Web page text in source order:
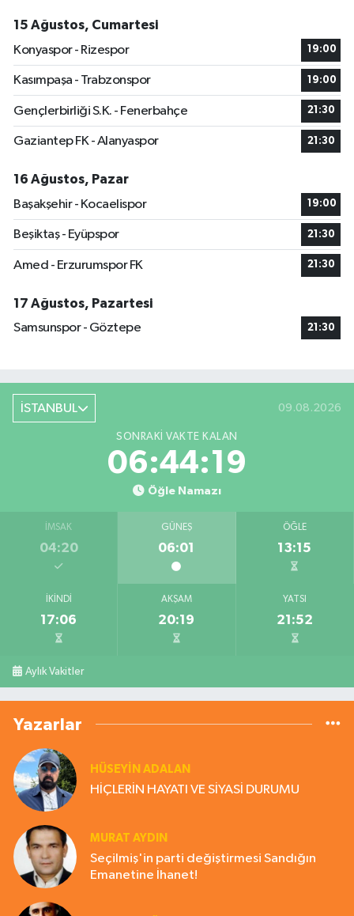
15 Ağustos, Cumartesi
Konyaspor - Rizespor
19:00
Kasımpaşa - Trabzonspor 19:00
Gençlerbirliği S.K. - Fenerbahçe 21:30
Gaziantep FK - Alanyaspor 21:30
16 Ağustos, Pazar
Başakşehir - Kocaelispor
19:00
Beşiktaş - Eyüpspor 21:30
Amed - Erzurumspor FK 21:30
17 Ağustos, Pazartesi
Samsunspor - Göztepe
21:30
İSTANBUL 09.08.2026
SONRAKI VAKTE KALAN
06:44:18
Öğle Namazı
İMSAK
04:20
GÜNEŞ
06:01
ÖĞLE
13:15
İKINDI
17:06
AKŞAM
20:19
YATSI
21:52
Aylık Vakitler
Yazarlar
HÜSEYIN ADALAN
HİÇLERİN HAYATI VE SİYASİ DURUMU
MURAT AYDIN
Seçilmiş'in parti değiştirmesi Sandığın
Emanetine İhanet!